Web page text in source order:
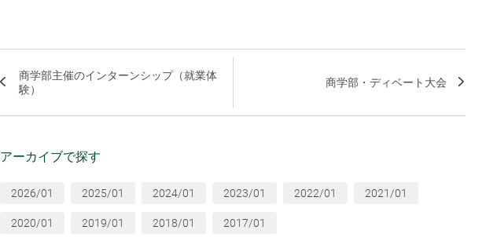
商学部主催のインターンシップ（就業体
験）
商学部・ディベート大会
アーカイブで探す
2026/01 2025/01 2024/01 2023/01 2022/01 2021/01
2020/01 2019/01 2018/01 2017/01